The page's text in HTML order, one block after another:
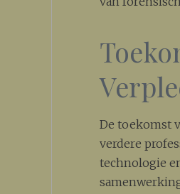
De toekomst
verdere
technologie